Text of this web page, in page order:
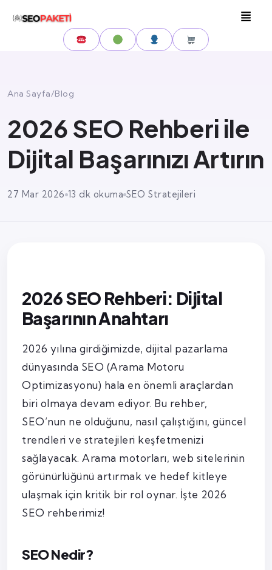
Ana Sayfa/Blog
2026 SEO Rehberi ile
Dijital Başarınızı Artırın
27 Mar 2026 13 dk okuma SEO Stratejileri
2026 SEO Rehberi: Dijital
Başarının Anahtarı
2026 yılına girdiğimizde, dijital pazarlama
dünyasında SEO (Arama Motoru
Optimizasyonu) hala en önemli araçlardan
biri olmaya devam ediyor. Bu rehber,
SEO’nun ne olduğunu, nasıl çalıştığını, güncel
trendleri ve stratejileri keşfetmenizi
sağlayacak. Arama motorları, web sitelerinin
görünürlüğünü artırmak ve hedef kitleye
ulaşmak için kritik bir rol oynar. İşte 2026
SEO rehberimiz!
SEO Nedir?